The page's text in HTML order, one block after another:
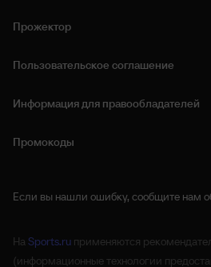
Прожектор
Пользовательское соглашение
Информация для правообладателей
Промокоды
Если вы нашли ошибку, сообщите нам
НаSports.ru применяются
(информационные технологии